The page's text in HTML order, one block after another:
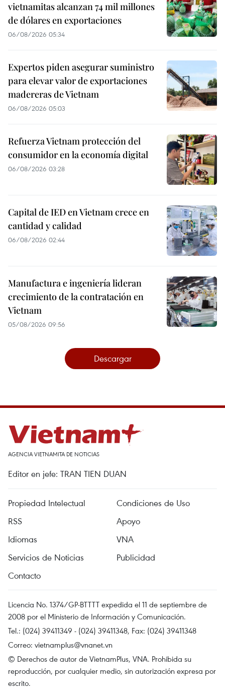
vietnamitas alcanzan 74 mil millones
de dólares en exportaciones
06/08/2026 05:34
Expertos piden asegurar suministro
para elevar valor de exportaciones
madereras de Vietnam
06/08/2026 05:03
Refuerza Vietnam protección del
consumidor en la economía digital
06/08/2026 03:28
Capital de IED en Vietnam crece en
cantidad y calidad
06/08/2026 02:44
Manufactura e ingeniería lideran
crecimiento de la contratación en
Vietnam
05/08/2026 09:56
Descargar
AGENCIA VIETNAMITA DE NOTICIAS
Editor en jefe: TRAN TIEN DUAN
Propiedad Intelectual
Condiciones de Uso
RSS
Apoyo
Idiomas
VNA
Servicios de Noticias
Publicidad
Contacto
Licencia No. 1374/GP-BTTTT expedida el 11 de septiembre de
2008 por el Ministerio de Información y Comunicación.
Tel.: (024) 39411349 - (024) 39411348, Fax: (024) 39411348
Correo: vietnamplus@vnanet.vn
© Derechos de autor de VietnamPlus, VNA. Prohibida su
reproducción, por cualquier medio, sin autorización expresa por
escrito.